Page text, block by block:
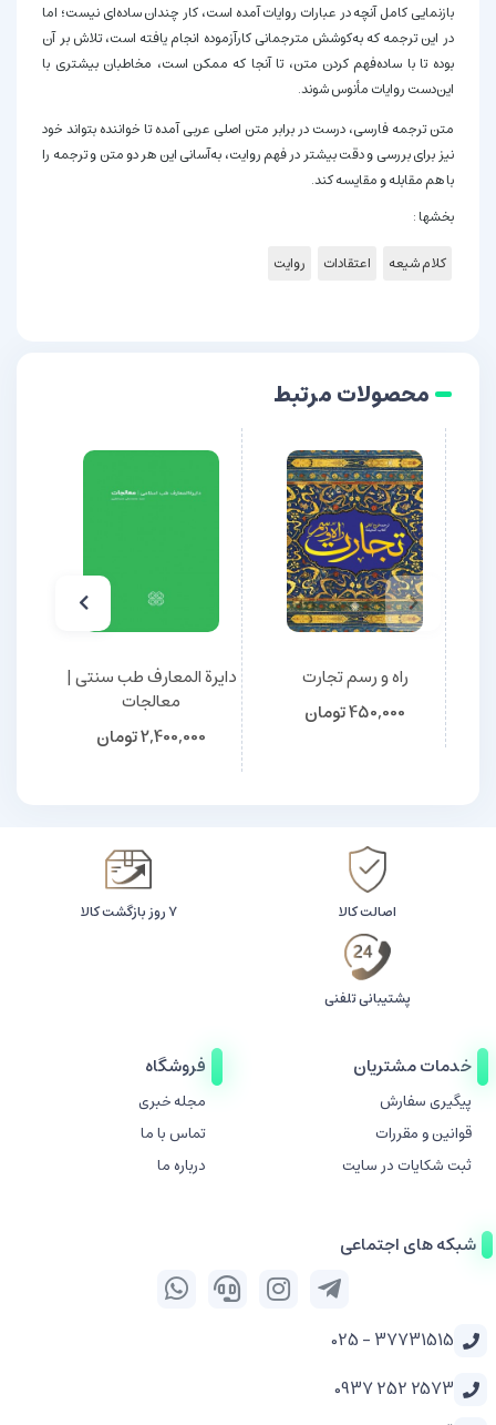
بازنمایی کامل آنچه در عبارات روایات آمده است، کار چندان ساده‌ای نیست؛ اما
در این ترجمه که به‌کوشش مترجمانی کارآزموده انجام یافته است، تلاش بر آن
بوده تا با ساده‌فهم کردن متن، تا آنجا که ممکن است، مخاطبان بیشتری با
این‌دست روایات مأنوس شوند.
متن ترجمه فارسی، درست در برابر متن اصلی عربی آمده تا خواننده بتواند خود
نیز برای بررسی و دقت بیشتر در فهم روایت، به‌آسانی این هر دو متن و ترجمه را
با هم مقابله و مقایسه کند.
بخشها :
کلام شیعه
اعتقادات روایت
محصولات مرتبط
راه و رسم تجارت
450,000تومان
دایرة المعارف طب سنتی |
معالجات
2,400,000تومان
اصالت کالا ۷ روز بازگشت کالا
پشتیبانی تلفنی
خدمات مشتریان
پیگیری سفارش
قوانین و مقررات
ثبت شکایات در سایت
فروشگاه
مجله خبری
تماس با ما
درباره ما
شبکه های اجتماعی
37731515 - 025
2573 252 0937